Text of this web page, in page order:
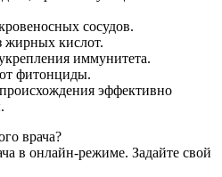
сосудов.
жирных кислот.
иммунитета.
фитонциды.
эффективно
врача?
в онлайн-режиме. Задайте свой